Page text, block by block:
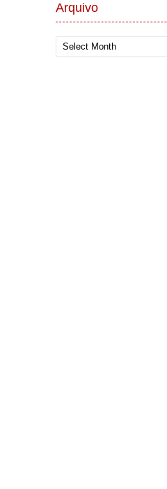
Arquivo
Arquivo